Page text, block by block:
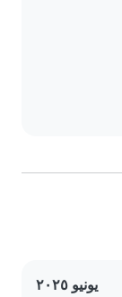
يونيو ٢٠٢٥